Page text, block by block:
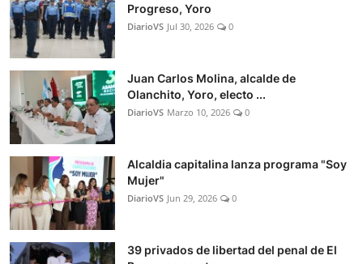
Progreso, Yoro
DiarioVS Jul 30, 2026 0
Juan Carlos Molina, alcalde de
Olanchito, Yoro, electo ...
DiarioVS Marzo 10, 2026 0
Alcaldia capitalina lanza programa "Soy
Mujer"
DiarioVS Jun 29, 2026 0
39 privados de libertad del penal de El